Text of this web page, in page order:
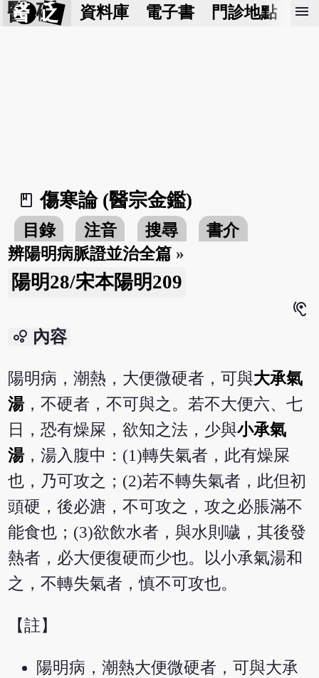
醫 砭 資料庫 電子書 門診地點 預
menu
book_2
傷寒論 (醫宗金鑑)
目錄 注音 搜尋
書介
辨陽明病脈證並治全篇 »
陽明28/宋本陽明209
hearing
bubble_chart 內容
陽明病，潮熱，大便微硬者，可與大承氣
湯，不硬者，不可與之。若不大便六、七
日，恐有燥屎，欲知之法，少與小承氣
湯，湯入腹中：(1)轉失氣者，此有燥屎
也，乃可攻之；(2)若不轉失氣者，此但初
頭硬，後必溏，不可攻之，攻之必脹滿不
能食也；(3)欲飲水者，與水則噦，其後發
熱者，必大便復硬而少也。以小承氣湯和
之，不轉失氣者，慎不可攻也。
【註】
陽明病，潮熱大便微硬者，可與大承